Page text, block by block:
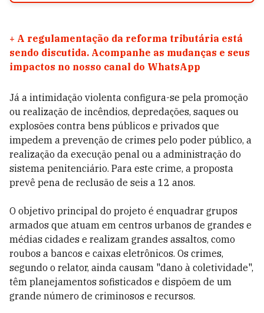
+ A regulamentação da reforma tributária está
sendo discutida. Acompanhe as mudanças e seus
impactos no nosso canal do WhatsApp
Já a intimidação violenta configura-se pela promoção
ou realização de incêndios, depredações, saques ou
explosões contra bens públicos e privados que
impedem a prevenção de crimes pelo poder público, a
realização da execução penal ou a administração do
sistema penitenciário. Para este crime, a proposta
prevê pena de reclusão de seis a 12 anos.
O objetivo principal do projeto é enquadrar grupos
armados que atuam em centros urbanos de grandes e
médias cidades e realizam grandes assaltos, como
roubos a bancos e caixas eletrônicos. Os crimes,
segundo o relator, ainda causam "dano à coletividade",
têm planejamentos sofisticados e dispõem de um
grande número de criminosos e recursos.